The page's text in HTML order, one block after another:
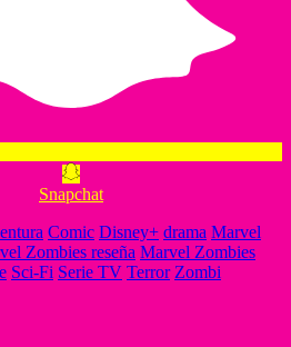
Snapchat
Comic Disney+ drama Marvel
Zombies reseña Marvel Zombies
Sci-Fi Serie TV Terror Zombi